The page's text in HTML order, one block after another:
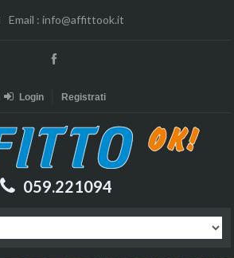
Email : info@affittook.it
Login Registrati
059.221094